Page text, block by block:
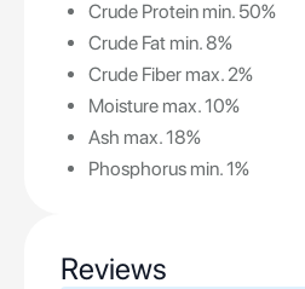
Crude Protein min. 50%
Crude Fat min. 8%
Crude Fiber max. 2%
Moisture max. 10%
Ash max. 18%
Phosphorus min. 1%
Reviews